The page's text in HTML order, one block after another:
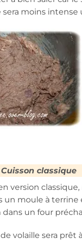
moins intense
Cuisson classique
version
un moule à terrine
un four
volaille sera prêt